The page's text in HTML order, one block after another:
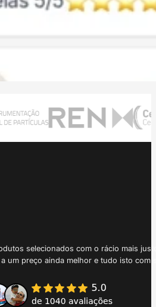
selecionados com o rácio mais
um preço ainda melhor e tudo isto